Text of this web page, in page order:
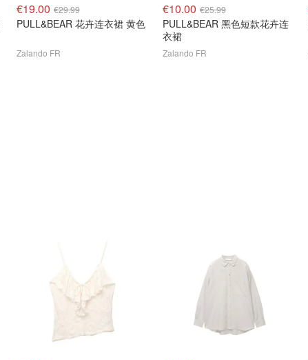
€19.00 €29.99
PULL&BEAR 花卉连衣裙 黄色
Zalando FR
€10.00 €25.99
PULL&BEAR 黑色短款花卉连
衣裙
Zalando FR